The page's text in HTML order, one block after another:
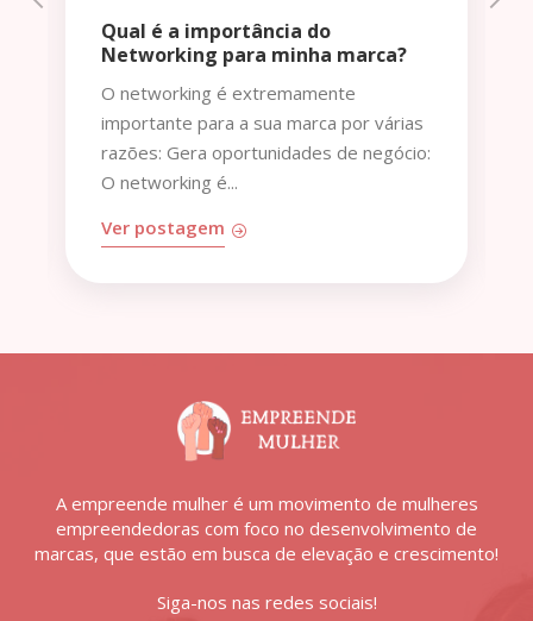
Como atrair um cliente para
compra?
Atrair um cliente para a compra é um
desafio que todo negócio enfrenta.
Conheça o seu público-alvo: É
importante...
Ver postagem
A empreende mulher é um movimento de mulheres
empreendedoras com foco no desenvolvimento de
marcas, que estão em busca de elevação e crescimento!
Siga-nos nas redes sociais!